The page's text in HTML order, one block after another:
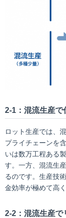
2-1：混流生産で
ロット生産では、
プライチェーンを
いは数万工程ある
す。一方、混流生
るのです。生産技
金効率が極めて高く
2-2：混流生産で